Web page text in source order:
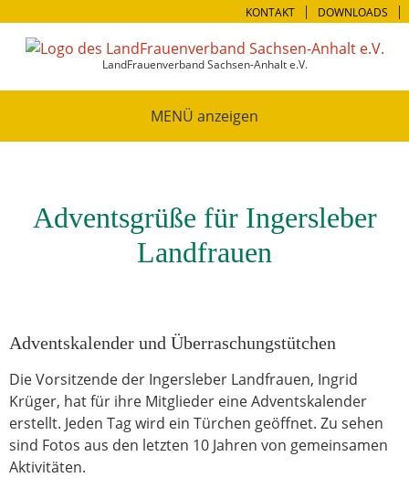
KONTAKT DOWNLOADS
LandFrauenverband Sachsen-Anhalt e.V.
MENÜ
Adventsgrüße für Ingersleber
Landfrauen
Adventskalender und Überraschungstütchen
Die Vorsitzende der Ingersleber Landfrauen, Ingrid
Krüger, hat für ihre Mitglieder eine Adventskalender
erstellt. Jeden Tag wird ein Türchen geöffnet. Zu sehen
sind Fotos aus den letzten 10 Jahren von gemeinsamen
Aktivitäten.